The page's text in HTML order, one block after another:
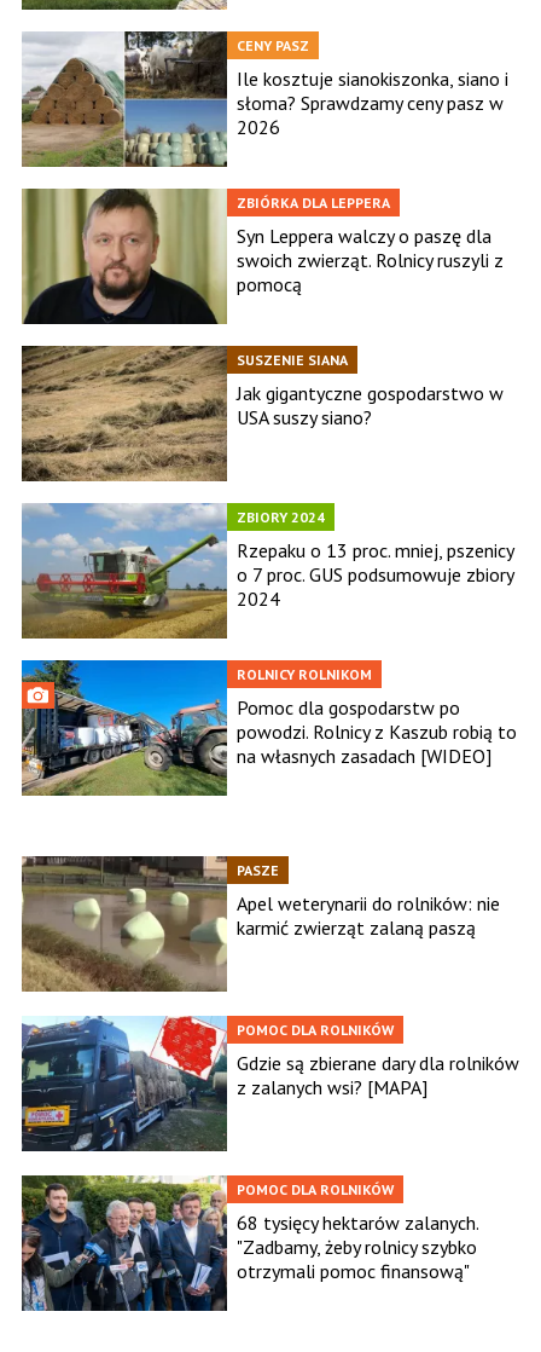
CENY PASZ
Ile kosztuje sianokiszonka, siano i
słoma? Sprawdzamy ceny pasz w
2026
ZBIÓRKA DLA LEPPERA
Syn Leppera walczy o paszę dla
swoich zwierząt. Rolnicy ruszyli z
pomocą
SUSZENIE SIANA
Jak gigantyczne gospodarstwo w
USA suszy siano?
ZBIORY 2024
Rzepaku o 13 proc. mniej, pszenicy
o 7 proc. GUS podsumowuje zbiory
2024
ROLNICY ROLNIKOM
Pomoc dla gospodarstw po
powodzi. Rolnicy z Kaszub robią to
na własnych zasadach [WIDEO]
PASZE
Apel weterynarii do rolników: nie
karmić zwierząt zalaną paszą
POMOC DLA ROLNIKÓW
Gdzie są zbierane dary dla rolników
z zalanych wsi? [MAPA]
POMOC DLA ROLNIKÓW
68 tysięcy hektarów zalanych.
"Zadbamy, żeby rolnicy szybko
otrzymali pomoc finansową"